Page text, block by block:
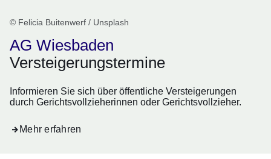
© Felicia Buitenwerf / Unsplash
AG Wiesbaden
Versteigerungstermine
Informieren Sie sich über öffentliche Versteigerungen
durch Gerichtsvollzieherinnen oder Gerichtsvollzieher.
Mehr erfahren